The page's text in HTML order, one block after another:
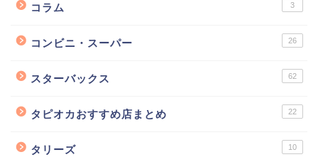
コラム 3
コンビニ・スーパー 26
スターバックス 62
タピオカおすすめ店まとめ 22
タリーズ 10